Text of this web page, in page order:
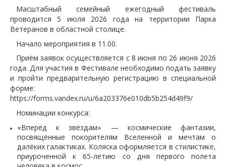
Масштабный семейный ежегодный фестиваль
проводится 5 июля 2026 года на территории Парка
Ветеранов в областной столице.
Начало мероприятия в 11.00.
Приём заявок осуществляется с 8 июня по 26 июня 2026
года. Для участия в Фестивале необходимо подать заявку
и пройти предварительную регистрацию в специальной
форме:
https://forms.vandex.ru/u/6a203376e010db5b254d49f9/
Номинации конкурса:
«Вперёд к звёздам» — космические фантазии,
посвящённые покорителям Вселенной и мечтам о
далёких галактиках. Коляска оформляется в стилистике,
приуроченной к 65-летию со дня первого полета